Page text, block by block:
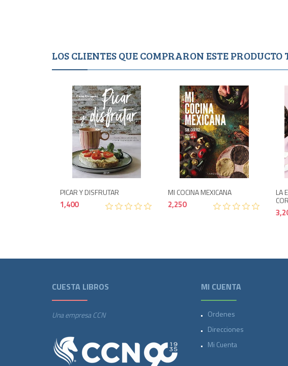
LOS CLIENTES QUE COMPRARON ESTE
1,400
PICAR Y DISFRUTAR
1,400
Agotado
MI COCINA MEXICANA
2,250
LA
CUESTA LIBROS
Una empresa CCN
MI CUENTA
Ordenes
Direcciones
Mi Cuenta